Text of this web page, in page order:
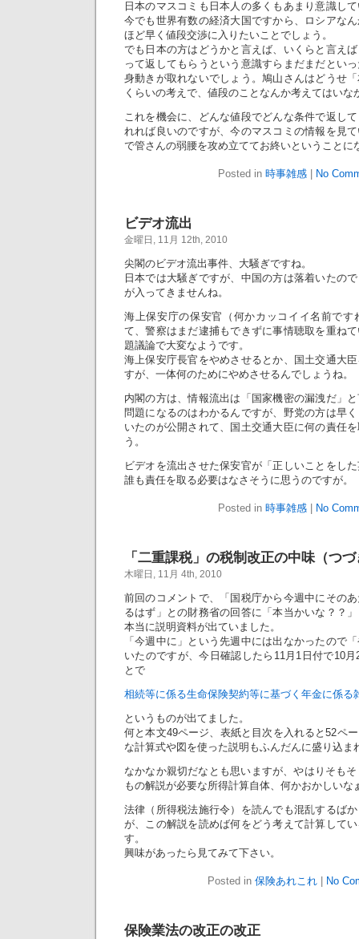
日本のマスコミも日本人の多くもあまり意識し
今でも世界有数の経済大国ですから、ロシアな
ほど早く値段交渉に入りたいことでしょう。
でも日本の方はどうかと言えば、いくらと言え
って返してもらうという意識すらまだまだとい
身動きが取れないでしょう。鳩山さんはどうせ
くらいの考えで、値段のことなんか考えてはいな
これを機会に、どんな値段でどんな条件で返し
れれば良いのですが、今のマスコミの情報を見
で管さんの弱腰を攻め立ててお終いということに
Posted in 時事雑感 No
ビデオ流出
金曜日, 11月 12th, 2010
尖閣のビデオ流出事件、大騒ぎですね。
日本では大騒ぎですが、中国の方は落着いたの
が入ってきませんね。
海上保安庁の保安官（何かカッコイイ名前です
て、警察はまだ逮捕もできずに事情聴取を重ね
題議論で大変なようです。
海上保安庁長官をやめさせるとか、国土交通大
すが、一体何のためにやめさせるんでしょうね。
内閣の方は、情報流出は「国家機密の漏洩だ」
問題になるのはわかるんですが、野党の方は早
いたのが公開されて、国土交通大臣に何の責任
う。
ビデオを流出させた保安官が「正しいことをし
誰も責任を取る必要はなさそうに思うのですが。
Posted in 時事雑感 No
「二重課税」の税制改正の中味（つ
木曜日, 11月 4th, 2010
前回のコメントで、「国税庁から今週中にその
るはず」との財務省の回答に「本当かいな？？
本当に説明資料が出ていました。
「今週中に」という先週中には出なかったので
いたのですが、今日確認したら11月1日付で10
とで
相続等に係る生命保険契約等に基づく年金に係る
というものが出てました。
何と本文49ページ、表紙と目次を入れると52ペ
な計算式や図を使った説明もふんだんに盛り込ま
なかなか親切だなとも思いますが、やはりそも
もの解説が必要な所得計算自体、何かおかしいな
法律（所得税法施行令）を読んでも混乱するば
が、この解説を読めば何をどう考えて計算して
す。
興味があったら見てみて下さい。
Posted in 保険あれこれ No
保険業法の改正の改正